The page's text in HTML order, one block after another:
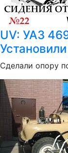
UV: УАЗ
Сделали опору